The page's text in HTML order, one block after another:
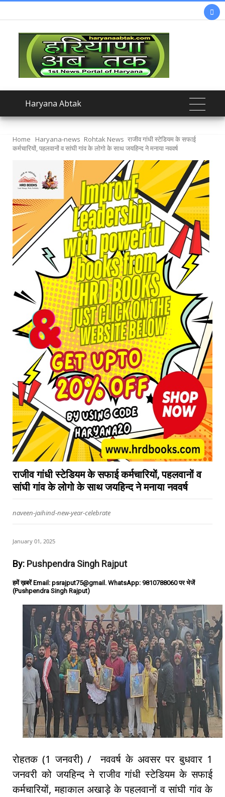

Haryana Abtak
Home Haryana-news Rohtak News राजीव गांधी स्टेडियम के सफाई
कर्मचारियों, पहलवानों व सांघी गांव के लोगो के साथ जयहिन्द ने मनाया नववर्ष
राजीव गांधी स्टेडियम के सफाई कर्मचारियों, पहलवानों व
सांघी गांव के लोगो के साथ जयहिन्द ने मनाया नववर्ष
naveen-jaihind-new-year-celebrate
January 01, 2025
By: Pushpendra Singh Rajput
हमें ख़बरें Email: psrajput75@gmail. WhatsApp: 9810788060 पर भेजें
(Pushpendra Singh Rajput)
रोहतक (1 जनवरी) / नववर्ष के अवसर पर बुधवार 1
जनवरी को जयहिन्द ने राजीव गांधी स्टेडियम के सफाई
कर्मचारियों, महाकाल अखाड़े के पहलवानों व सांघी गांव के